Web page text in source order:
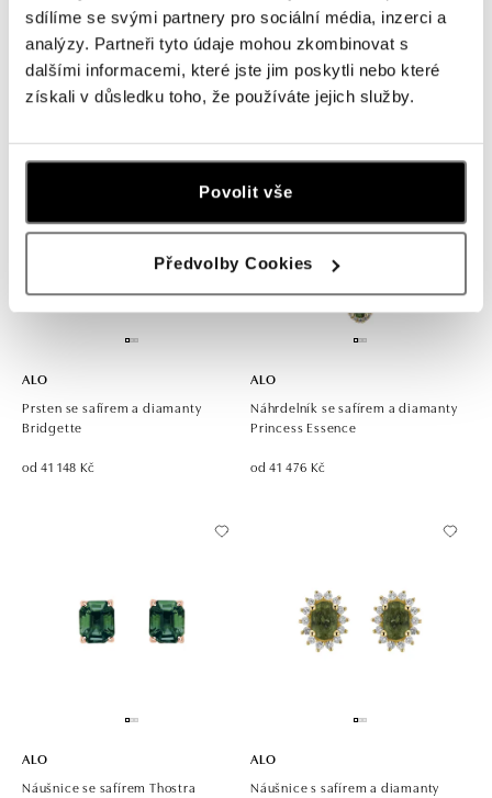
sdílíme se svými partnery pro sociální média, inzerci a
analýzy. Partneři tyto údaje mohou zkombinovat s
dalšími informacemi, které jste jim poskytli nebo které
získali v důsledku toho, že používáte jejich služby.
Povolit vše
Předvolby Cookies
Náušnice s safírem a diamanty
Frances Sorrow
od 37 403 Kč
Náhrdelník se safírem a diamanty
Princess Sparkle
od 39 144 Kč
ALO
Prsten se safírem a diamanty
Bridgette
od 41 148 Kč
ALO
Náhrdelník se safírem a diamanty
Princess Essence
od 41 476 Kč
ALO
Náušnice se safírem Thostra
ALO
Náušnice s safírem a diamanty